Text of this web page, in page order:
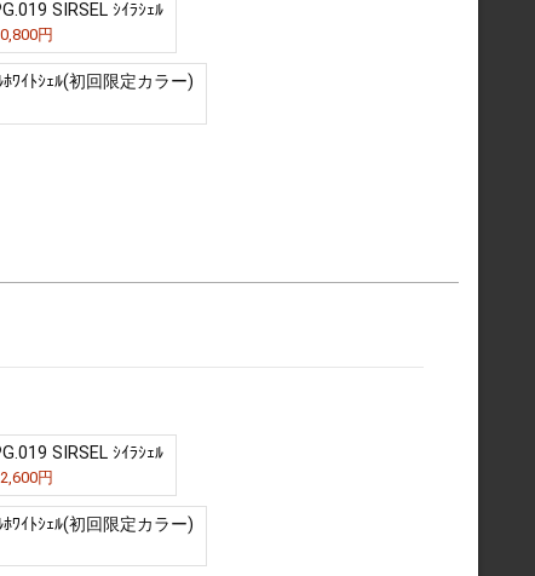
SIRSEL ｼｲﾗｼｪﾙ
円
ﾜｲﾄｼｪﾙ(初回限定カラー)
SIRSEL ｼｲﾗｼｪﾙ
円
ﾜｲﾄｼｪﾙ(初回限定カラー)